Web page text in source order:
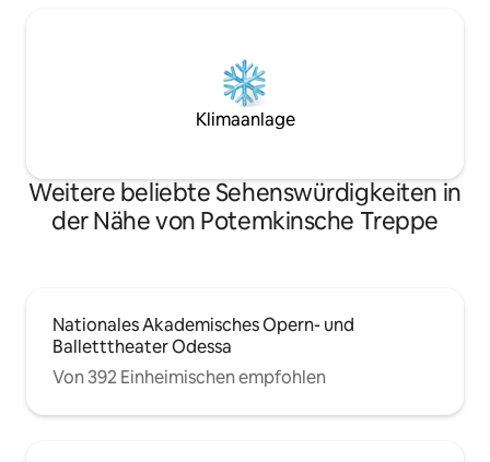
Klimaanlage
Weitere beliebte Sehenswürdigkeiten in
der Nähe von Potemkinsche Treppe
Nationales Akademisches Opern- und
Balletttheater Odessa
Von 392 Einheimischen empfohlen